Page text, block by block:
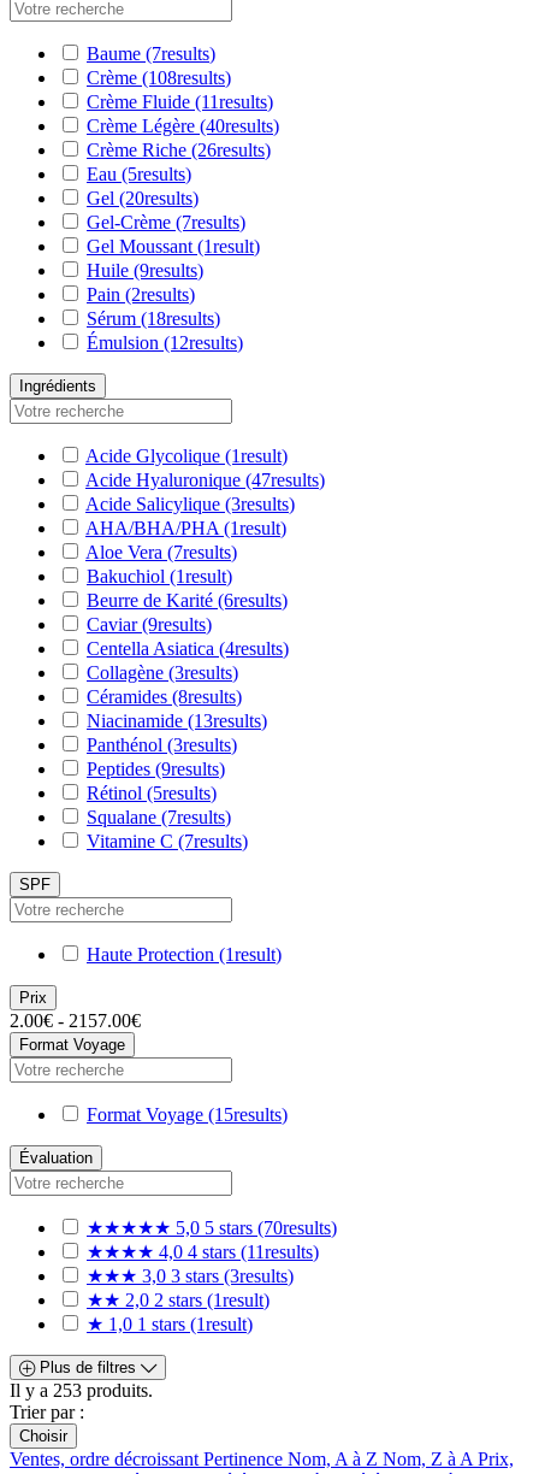
Baume (7results)
Crème (108results)
Crème Fluide (11results)
Crème Légère (40results)
Crème Riche (26results)
Eau (5results)
Gel (20results)
Gel-Crème (7results)
Gel Moussant (1result)
Huile (9results)
Pain (2results)
Sérum (18results)
Émulsion (12results)
Ingrédients
Acide Glycolique (1result)
Acide Hyaluronique (47results)
Acide Salicylique (3results)
AHA/BHA/PHA (1result)
Aloe Vera (7results)
Bakuchiol (1result)
Beurre de Karité (6results)
Caviar(9results)
Centella Asiatica (4results)
Collagène (3results)
Céramides (8results)
Niacinamide (13results)
Panthénol (3results)
Peptides (9results)
Rétinol (5results)
Squalane (7results)
Vitamine C (7results)
SPF
Haute Protection (1result)
Prix
2.00€ - 2157.00€
Format Voyage
Format Voyage (15results)
Évaluation
★★★★★ 5,0 5 stars (70results)
★★★★ 4,0 4 stars (11results)
★★★ 3,0 3 stars (3results)
★★ 2,0 2 stars (1result)
★ 1,0 1 stars (1result)
Plus de filtres
Il y a 253 produits.
Trier par :
Choisir
Ventes, ordre décroissant Pertinence Nom, A à Z Nom, Z à A Prix,